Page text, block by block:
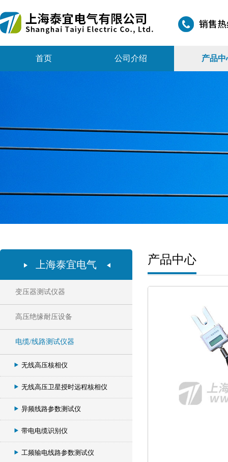
首页 公司介绍 产品中
上海泰宜电气
变压器测试仪器
高压绝缘耐压设备
电缆/线路测试仪器
无线高压核相仪
无线高压卫星授时远程核相仪
异频线路参数测试仪
带电电缆识别仪
工频输电线路参数测试仪
产品中心